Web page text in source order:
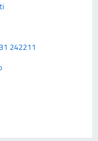
242211